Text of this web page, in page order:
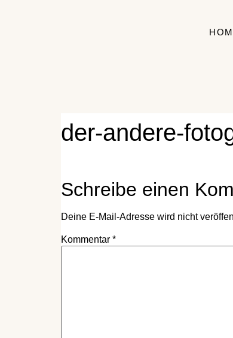
der-andere-
Schreibe einen
Deine E-Mail-Adresse wird nicht
Kommentar *